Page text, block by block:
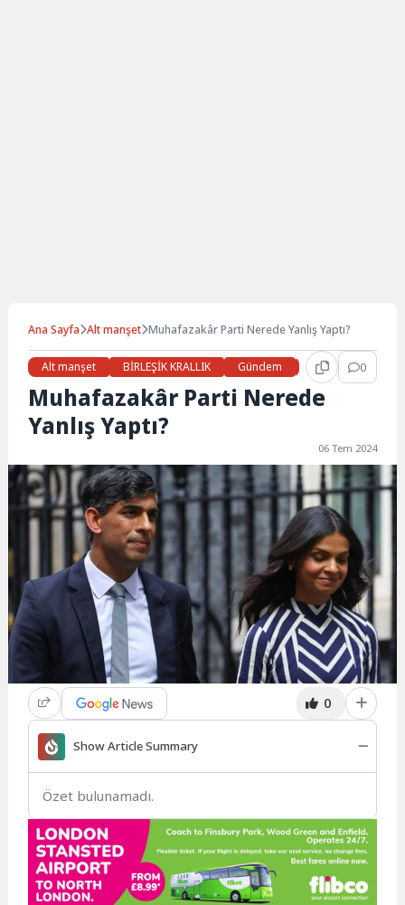
Ana Sayfa Alt manşet Muhafazakâr Parti Nerede Yanlış Yaptı?
Alt manşet BİRLEŞİK KRALLIK Gündem Haberler 0
Muhafazakâr Parti Nerede
Yanlış Yaptı?
06 Tem 2024
0
Show Article Summary
Özet bulunamadı.